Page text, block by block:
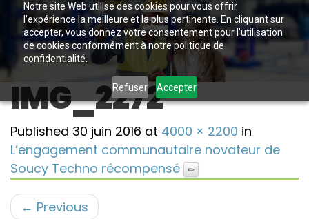
Notre site Web utilise des cookies pour vous offrir
l’expérience la meilleure et la plus pertinente. En cliquant sur
accepter, vous donnez votre consentement pour l’utilisation
de cookies conformément à notre politique de
confidentialité.
Refuser Accepter
IMG_2272
Published 30 juin 2016 at 4000 × 2200 in
L’engagement communautaire novateur de
Soucy Techno récompensé
← Previous